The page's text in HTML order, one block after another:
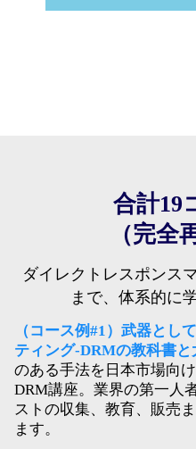
合計19
（完全
ダイレクトレスポンス
まで、体系的に
（コース例#1）武器とし
ティング-DRMの教科書
のある手法を日本市場向
DRM講座。業界の第一人
ストの収集、教育、販売
ます。